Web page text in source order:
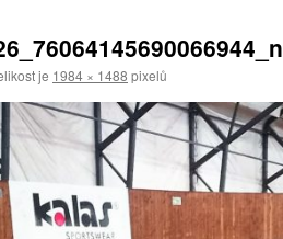
je 1984 × 1488 pixelů